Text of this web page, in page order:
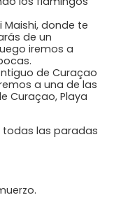
Maishi, donde te
de un
iremos a
de Curaçao
a una de las
Curaçao, Playa
todas las paradas